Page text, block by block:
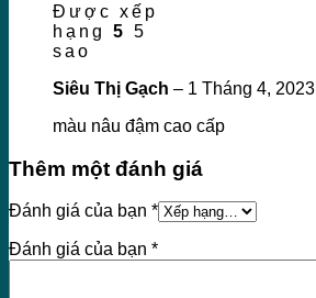
Được xếp
hạng 5 5
sao
Siêu Thị Gạch – 1 Tháng 4, 2023
màu nâu đậm cao cấp
Thêm một đánh giá
Đánh giá của bạn *
Đánh giá của bạn *